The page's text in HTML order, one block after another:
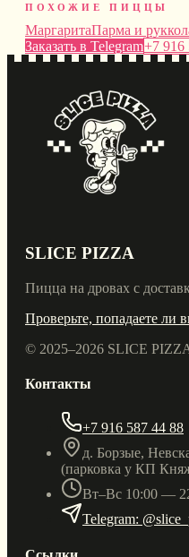
ПОХОЖИЕ ПИЦЦЫ
МаргаритаПарма и
Заказать в Telegram+7 916
SLICE PIZZA
Пицца на дровах с
Проверьте, попадаете ли
© 2025–2026 SLICE
Контакты
+7 916 587 44 88
д. Борзые,
(парковка у КП
Вт–Вс 10:00 —
Telegram: